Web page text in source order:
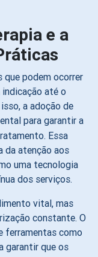
e a
podem ocorrer
até o
a adoção de
para garantir a
Essa
da atenção aos
uma tecnologia
dos serviços.
vital, mas
constante. O
ferramentas como
garantir que os